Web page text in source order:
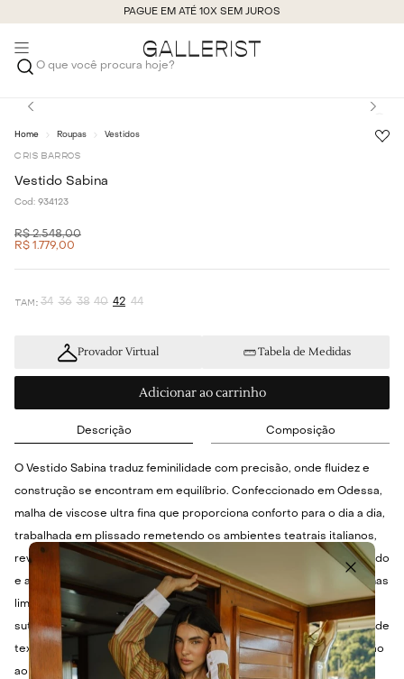
PAGUE EM ATÉ 10X SEM JUROS
O que você procura hoje?
Roupas Vestidos
CRIS BARROS
Vestido Sabina
Cod: 934123
R$ 2.548,00
R$ 1 .779,00
34 36 38 40 42 44
Provador Virtual Tabela de Medidas
Adicionar ao carrinho
Descrição Composição
O Vestido Sabina traduz feminilidade com precisão, onde fluidez e
construção se encontram em equilíbrio. Confeccionado em Odessa,
malha de viscose ultra fina que proporciona conforto para o dia a dia,
trabalhada em plissado remetendo os ambientes teatrais italianos,
revela leveza ao toque e movimento contínuo. O decote arredondado
e a modelagem regata com alças largas estruturam o colo com linhas
limpas, enquanto o busto e a saia franzidos desenham a forma com
sutileza, o recorte no corpo em malha Marjorelle pontua contraste de
textura e o fechamento por zíper invisível na lateral garante precisão
ao vestir, finalizando em comprimento midi com gesto